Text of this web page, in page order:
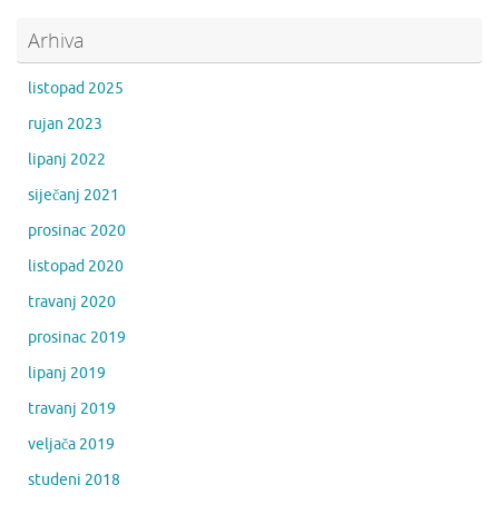
Arhiva
listopad 2025
rujan 2023
lipanj 2022
siječanj 2021
prosinac 2020
listopad 2020
travanj 2020
prosinac 2019
lipanj 2019
travanj 2019
veljača 2019
studeni 2018